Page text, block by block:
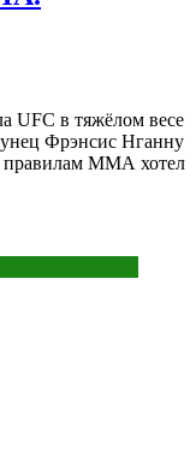
UFC в тяжёлом весе
Фрэнсис Нганну
правилам ММА хотел